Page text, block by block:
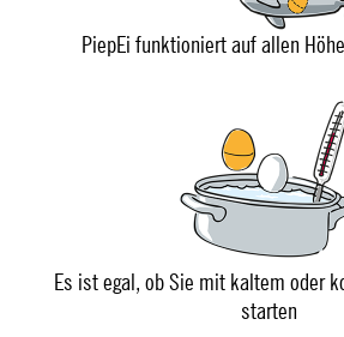
PiepEi funktioniert auf allen
Es ist egal, ob Sie mit kaltem oder
starten